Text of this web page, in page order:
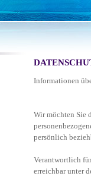
Informationen
Wir möchten Sie
persönlich
Verantwortlich
erreichbar unter